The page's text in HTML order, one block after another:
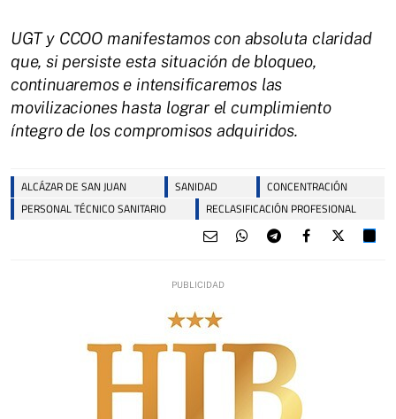
UGT y CCOO manifestamos con absoluta claridad
que, si persiste esta situación de bloqueo,
continuaremos e intensificaremos las
movilizaciones hasta lograr el cumplimiento
íntegro de los compromisos adquiridos.
ALCÁZAR DE SAN JUAN SANIDAD
CONCENTRACIÓN
PERSONAL TÉCNICO SANITARIO
RECLASIFICACIÓN PROFESIONAL